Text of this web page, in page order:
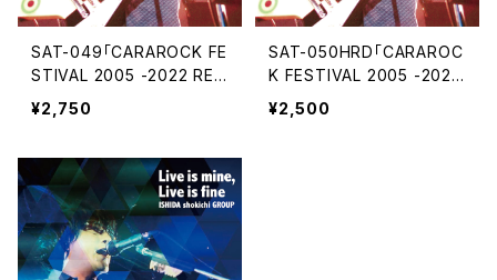
SAT-049「CARAROCK FE
STIVAL 2005 -2022 REI
SSUE-」石田ショーキチ・C
D版
¥2,750
SAT-050HRD「CARAROC
K FESTIVAL 2005 -2022
REISSUE-」石田ショーキ
チ・ハイレゾデーター版
¥2,500